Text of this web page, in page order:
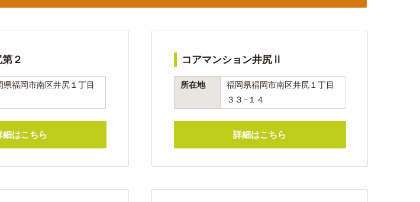
２
県福岡市南区井尻１丁目
細はこちら
コアマンション井尻Ⅱ
所在地
福岡県福岡市南区井尻１丁目
３３−１４
詳細はこちら